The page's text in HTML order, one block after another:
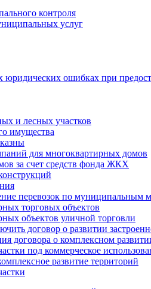
контроля
услуг
ошибках при
и лесных участков
имущества
для многоквартирных домов
за счет средств фонда ЖКХ
перевозок по муниципальным
торговых объектов
объектов уличной торговли
договор о развитии
договора о комплексном
под коммерческое
развитие территорий